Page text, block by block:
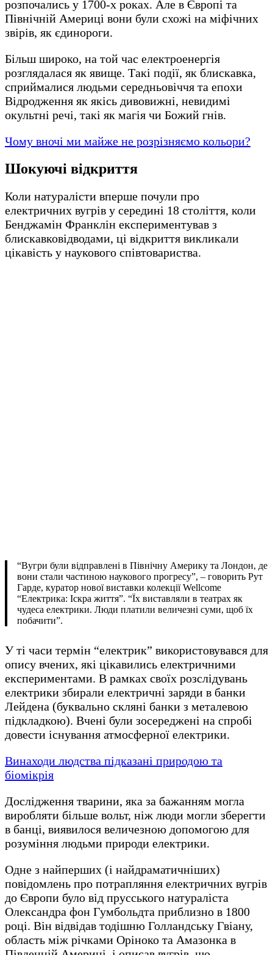
розпочались у 1700-х роках. Але в Європі та
Північній Америці вони були схожі на міфічних
звірів, як єдинороги.
Більш широко, на той час електроенергія
розглядалася як явище. Такі події, як блискавка,
сприймалися людьми середньовіччя та епохи
Відродження як якісь дивовижні, невидимі
окультні речі, такі як магія чи Божий гнів.
Чому вночі ми майже не розрізняємо кольори?
Шокуючі відкриття
Коли натуралісти вперше почули про
електричних вугрів у середині 18 століття, коли
Бенджамін Франклін експериментував з
блискавковідводами, ці відкриття викликали
цікавість у наукового співтовариства.
“Вугри були відправлені в Північну Америку та Лондон, де
вони стали частиною наукового прогресу”, – говорить Рут
Гарде, куратор нової виставки колекції Wellcome
“Електрика: Іскра життя”. “Їх виставляли в театрах як
чудеса електрики. Люди платили величезні суми, щоб їх
побачити”.
У ті часи термін “електрик” використовувався для
опису вчених, які цікавились електричними
експериментами. В рамках своїх розслідувань
електрики збирали електричні заряди в банки
Лейдена (буквально скляні банки з металевою
підкладкою). Вчені були зосереджені на спробі
довести існування атмосферної електрики.
Винаходи людства підказані природою та
біомікрія
Дослідження тварини, яка за бажанням могла
виробляти більше вольт, ніж люди могли зберегти
в банці, виявилося величезною допомогою для
розуміння людьми природи електрики.
Одне з найперших (і найдраматичніших)
повідомлень про потрапляння електричних вугрів
до Європи було від прусського натураліста
Олександра фон Гумбольдта приблизно в 1800
році. Він відвідав тодішню Голландську Гвіану,
область між річками Оріноко та Амазонка в